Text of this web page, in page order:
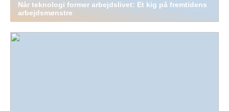
Når teknologi former arbejdslivet: Et kig på fremtidens
arbejdsmønstre